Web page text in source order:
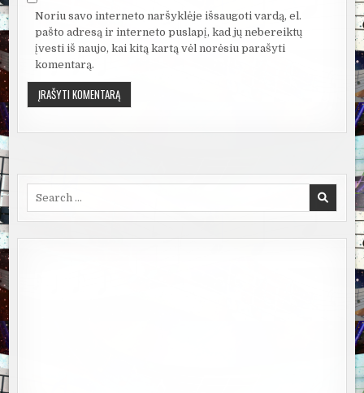
Noriu savo interneto naršyklėje išsaugoti vardą, el.
pašto adresą ir interneto puslapį, kad jų nebereiktų
įvesti iš naujo, kai kitą kartą vėl norėsiu parašyti
komentarą.